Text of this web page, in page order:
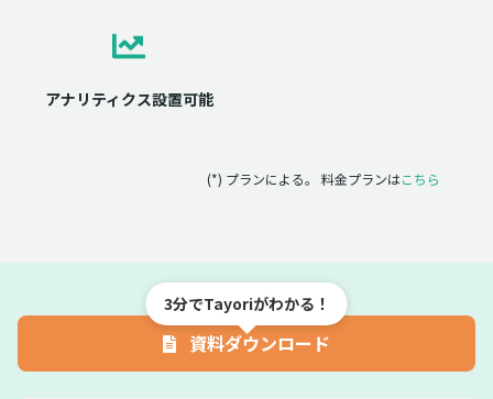
アナリティクス設置可能
(*) プランによる。 料金プランはこちら
3分でTayoriがわかる！
資料ダウンロード